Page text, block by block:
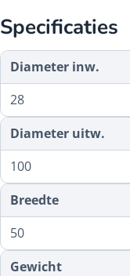
Specificaties
Diameter inw.
28
Diameter uitw.
100
Breedte
50
Gewicht